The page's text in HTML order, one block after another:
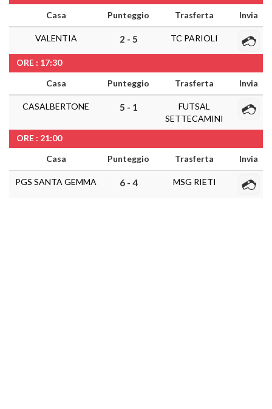
Casa
Punteggio Trasferta Invia
VALENTIA 2 - 5 TC PARIOLI
ORE : 17:30
Casa
Punteggio Trasferta Invia
CASALBERTONE 5 - 1
FUTSAL
SETTECAMINI
ORE : 21:00
Casa
Punteggio Trasferta Invia
PGS SANTA GEMMA 6 - 4 MSG RIETI